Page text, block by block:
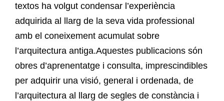
textos ha volgut condensar l’experiència
adquirida al llarg de la seva vida professional
amb el coneixement acumulat sobre
l’arquitectura antiga.Aquestes publicacions són
obres d’aprenentatge i consulta, imprescindibles
per adquirir una visió, general i ordenada, de
l’arquitectura al llarg de segles de constància i